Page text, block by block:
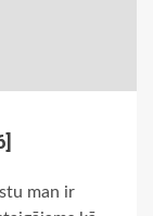
man ir